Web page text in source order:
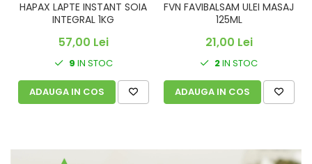
HAPAX LAPTE INSTANT SOIA
INTEGRAL 1KG
57,00 Lei
9 IN STOC
ADAUGA IN COS
FVN FAVIBALSAM ULEI MASAJ
125ML
21,00 Lei
2IN STOC
ADAUGA IN COS